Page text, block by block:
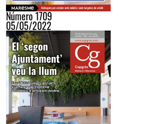
Número 1709
05/05/2022